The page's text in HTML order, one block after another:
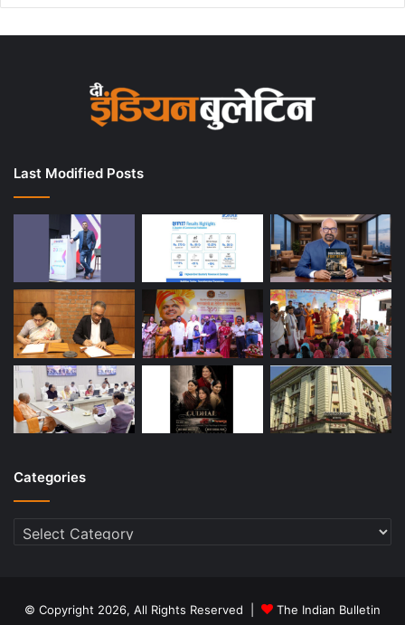
Last Modified Posts
Categories
Categories
© Copyright 2026, All Rights Reserved | The Indian Bulletin